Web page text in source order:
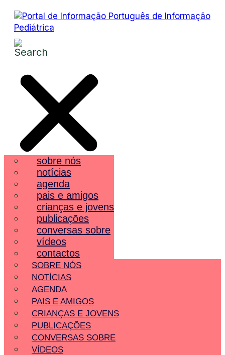
sobre nós
notícias
agenda
pais e amigos
crianças e jovens
publicações
conversas sobre
vídeos
contactos
SOBRE NÓS
NOTÍCIAS
AGENDA
PAIS E AMIGOS
CRIANÇAS E JOVENS
PUBLICAÇÕES
CONVERSAS SOBRE
VÍDEOS